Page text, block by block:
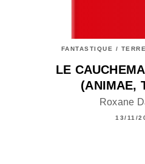
FANTASTIQUE /
LE
(ANIMAE,
Roxane
13/11/